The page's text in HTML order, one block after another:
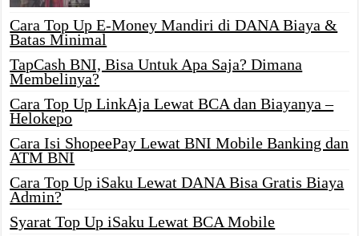
Cara Top Up E-Money Mandiri di DANA Biaya &
Batas Minimal
TapCash BNI, Bisa Untuk Apa Saja? Dimana
Membelinya?
Cara Top Up LinkAja Lewat BCA dan Biayanya –
Helokepo
Cara Isi ShopeePay Lewat BNI Mobile Banking dan
ATM BNI
Cara Top Up iSaku Lewat DANA Bisa Gratis Biaya
Admin?
Syarat Top Up iSaku Lewat BCA Mobile